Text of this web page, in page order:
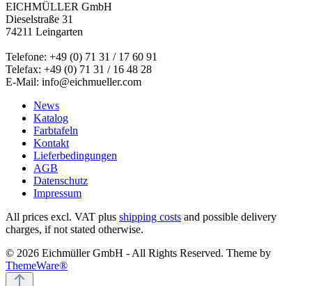
EICHMÜLLER GmbH
Dieselstraße 31
74211 Leingarten
Telefone: +49 (0) 71 31 / 17 60 91
Telefax: +49 (0) 71 31 / 16 48 28
E-Mail: info@eichmueller.com
News
Katalog
Farbtafeln
Kontakt
Lieferbedingungen
AGB
Datenschutz
Impressum
All prices excl. VAT plus shipping costs and possible delivery
charges, if not stated otherwise.
© 2026 Eichmüller GmbH - All Rights Reserved. Theme by
ThemeWare®